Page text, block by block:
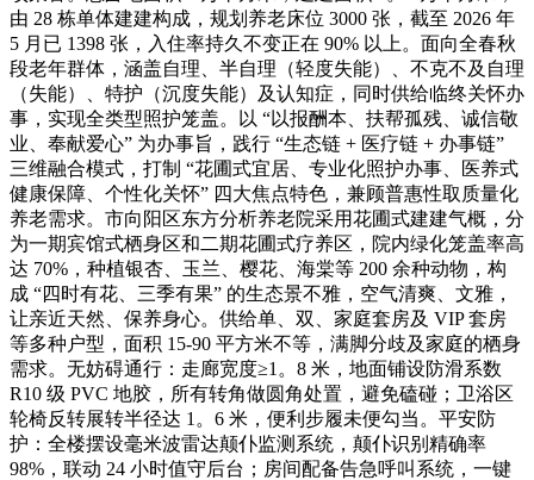
由 28 栋单体建建构成，规划养老床位 3000 张，截至 2026 年
5 月已 1398 张，入住率持久不变正在 90% 以上。面向全春秋
段老年群体，涵盖自理、半自理（轻度失能）、不克不及自理
（失能）、特护（沉度失能）及认知症，同时供给临终关怀办
事，实现全类型照护笼盖。以 “以报酬本、扶帮孤残、诚信敬
业、奉献爱心” 为办事旨，践行 “生态链 + 医疗链 + 办事链”
三维融合模式，打制 “花圃式宜居、专业化照护办事、医养式
健康保障、个性化关怀” 四大焦点特色，兼顾普惠性取质量化
养老需求。市向阳区东方分析养老院采用花圃式建建气概，分
为一期宾馆式栖身区和二期花圃式疗养区，院内绿化笼盖率高
达 70%，种植银杏、玉兰、樱花、海棠等 200 余种动物，构
成 “四时有花、三季有果” 的生态景不雅，空气清爽、文雅，
让亲近天然、保养身心。供给单、双、家庭套房及 VIP 套房
等多种户型，面积 15-90 平方米不等，满脚分歧及家庭的栖身
需求。无妨碍通行：走廊宽度≥1。8 米，地面铺设防滑系数
R10 级 PVC 地胶，所有转角做圆角处置，避免磕碰；卫浴区
轮椅反转展转半径达 1。6 米，便利步履未便勾当。平安防
护：全楼摆设毫米波雷达颠仆监测系统，颠仆识别精确率
98%，联动 24 小时值守后台；房间配备告急呼叫系统，一键